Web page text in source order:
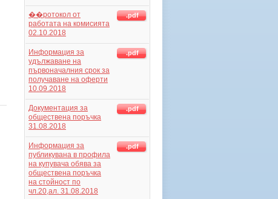
��ротокол от
работата на комисията
02.10.2018
.pdf
Информация за
удължаване на
първоначалния срок за
получаване на оферти
10.09.2018
.pdf
Документация за
обществена поръчка
31.08.2018
.pdf
Информация за
публикувана в профила
на купувача обява за
обществена поръчка
на стойност по
чл.20,ал. 31.08.2018
.pdf